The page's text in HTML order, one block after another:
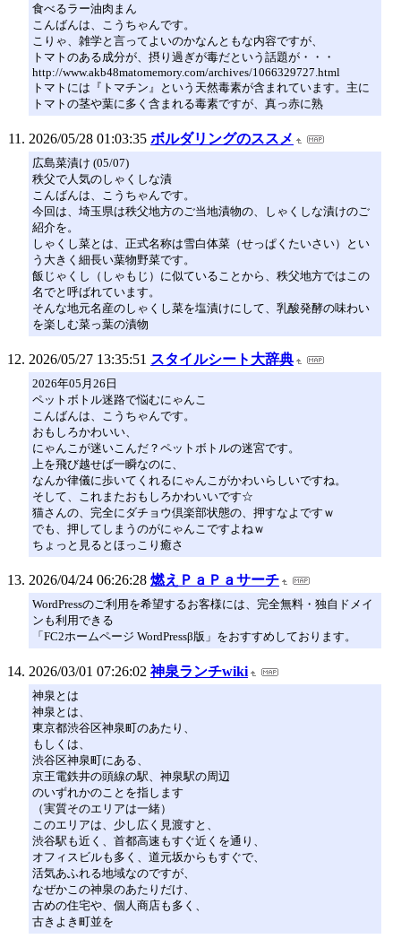
食べるラー油肉まん
こんばんは、こうちゃんです。
こりゃ、雑学と言ってよいのかなんともな内容ですが、
トマトのある成分が、摂り過ぎが毒だという話題が・・・
http://www.akb48matomemory.com/archives/1066329727.html
トマトには『トマチン』という天然毒素が含まれています。主に
トマトの茎や葉に多く含まれる毒素ですが、真っ赤に熟
2026/05/28 01:03:35 ボルダリングのススメ
広島菜漬け (05/07)
秩父で人気のしゃくしな漬
こんばんは、こうちゃんです。
今回は、埼玉県は秩父地方のご当地漬物の、しゃくしな漬けのご
紹介を。
しゃくし菜とは、正式名称は雪白体菜（せっぱくたいさい）とい
う大きく細長い葉物野菜です。
飯じゃくし（しゃもじ）に似ていることから、秩父地方ではこの
名でと呼ばれています。
そんな地元名産のしゃくし菜を塩漬けにして、乳酸発酵の味わい
を楽しむ菜っ葉の漬物
2026/05/27 13:35:51 スタイルシート大辞典
2026年05月26日
ペットボトル迷路で悩むにゃんこ
こんばんは、こうちゃんです。
おもしろかわいい、
にゃんこが迷いこんだ？ペットボトルの迷宮です。
上を飛び越せば一瞬なのに、
なんか律儀に歩いてくれるにゃんこがかわいらしいですね。
そして、これまたおもしろかわいいです☆
猫さんの、完全にダチョウ倶楽部状態の、押すなよですｗ
でも、押してしまうのがにゃんこですよねｗ
ちょっと見るとほっこり癒さ
2026/04/24 06:26:28 燃えＰａＰａサーチ
WordPressのご利用を希望するお客様には、完全無料・独自ドメイ
ンも利用できる
「FC2ホームページ WordPressβ版」をおすすめしております。
2026/03/01 07:26:02 神泉ランチwiki
神泉とは
神泉とは、
東京都渋谷区神泉町のあたり、
もしくは、
渋谷区神泉町にある、
京王電鉄井の頭線の駅、神泉駅の周辺
のいずれかのことを指します
（実質そのエリアは一緒）
このエリアは、少し広く見渡すと、
渋谷駅も近く、首都高速もすぐ近くを通り、
オフィスビルも多く、道元坂からもすぐで、
活気あふれる地域なのですが、
なぜかこの神泉のあたりだけ、
古めの住宅や、個人商店も多く、
古きよき町並を